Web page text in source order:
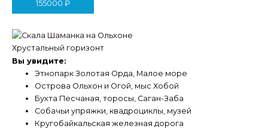
155000 ₽
Хрустальный горизонт
Вы увидите:
Этнопарк Золотая Орда, Малое море
Острова Ольхон и Огой, мыс Хобой
Бухта Песчаная, торосы, Саган-Заба
Собачьи упряжки, квадроциклы, музей
Кругобайкальская железная дорога